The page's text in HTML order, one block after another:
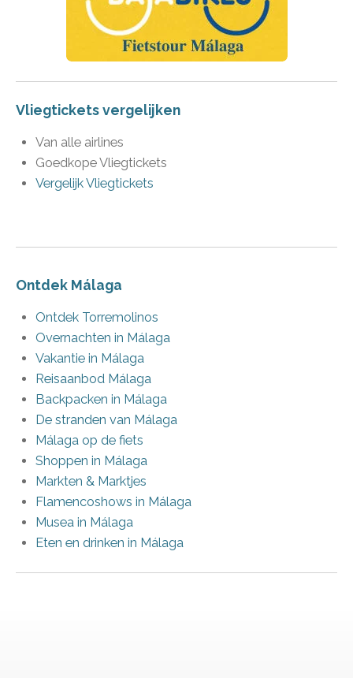
Vliegtickets vergelijken
Van alle airlines
Goedkope Vliegtickets
Vergelijk Vliegtickets
Ontdek Málaga
Ontdek Torremolinos
Overnachten in Málaga
Vakantie in Málaga
Reisaanbod Málaga
Backpacken in Málaga
De stranden van Málaga
Málaga op de fiets
Shoppen in Málaga
Markten & Marktjes
Flamencoshows in Málaga
Musea in Málaga
Eten en drinken in Málaga